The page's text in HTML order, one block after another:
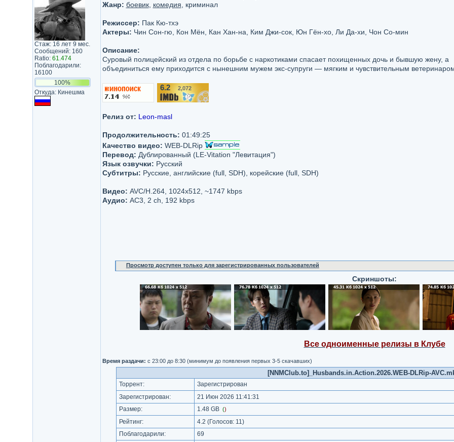
Стаж: 16 лет 9 мес.
Сообщений: 160
Ratio: 61.474
Поблагодарили:
16100
100%
Откуда: Кинешма
Жанр: боевик, комедия , криминал
Режиссер: Пак Кю-тхэ
Актеры: Чин Сон-гю, Кон Мён, Кан Хан-на, Ким Джи-сок, Юн Гён-хо, Ли Да-хи, Чон Со-мин
Описание:
Суровый полицейский из отдела по борьбе с наркотиками спасает похищенных дочь и бывшую жену, а
объединиться ему приходится с нынешним мужем экс-супруги — мягким и чувствительным
6.2/10 2,072
Релиз от: Leon-masl
Продолжительность: 01:49:25
Качество видео: WEB-DLRip
Перевод: Дублированный (LE-Vitation "Левитация")
Язык озвучки: Русский
Субтитры: Русские, английские (full, SDH), корейские (full, SDH)
Видео: AVC/H.264, 1024x512, ~1747 kbps
Аудио: AC3, 2 ch, 192 kbps
Просмотр доступен только для зарегистрированных пользователей
Скриншоты:
Все одноименные релизы в Клубе
Время раздачи: c 23:00 до 8:30 (минимум до появления первых 3-5 скачавших)
[NNMClub.to]_Husbands.in.Action.2026.WEB-DLRip-
Торрент:
Зарегистрирован
Зарегистрирован:
21 Июн 2026 11:41:31
Размер:
1.48 GB ()
Рейтинг: 4.2 (Голосов: 11)
Поблагодарили:
69